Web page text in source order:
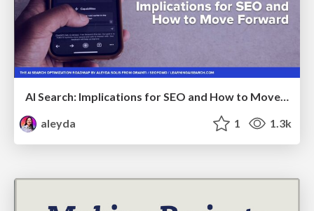
AI Search: Implications for SEO and How to Move Forward - #ShenzhenSEOConference
aleyda
1 1.3k